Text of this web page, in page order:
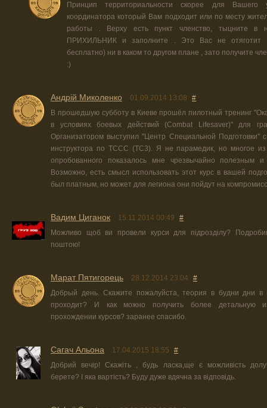
Принцип территориальности скорее для Вашего
координатора который Вам подходит или по месту
работы . Верху есть пункт членство, тыцните в
ПРИХИЛЬНИК и заполните . Это Вас не отяготит
бесплатно) ни в каком то другом плане , зато получите
:)
Андрій Миколенко 01.09.2014 13:08
#
В прошедшую субботу в Киеве прошёл пилотный тренинг
в условиях боевых действий (Combat Lifesaver)" для
Организатором выступил "Центр Специальной Подготовки"
инструктора по ТССС (ТС3). Я не парамедик, но многое
опробованного показалось мне чрезвычайно полезным
Возможно, есть смысл использовать этот курс в вашей
был платным, но может для легиона они пойдут на
Вадим Циганок 15.11.2014 00:49
#
Можливо щоб ви провели курси для підрозділу?
поштою!
Марат Пятигорець 28.12.2014 23:04
#
Добрый день. Скажите пожалуйста, теория в будни дни в
проходит? И как можно получить более детальную
прохождении курсов? заранее спасибо.
Сагач Альона 17.04.2015 18:55
#
Добрий вечір! Скажіть , будь ласка,ще є можливість
берете? І яка вартість? Буду дуже вдячна за відповідь.